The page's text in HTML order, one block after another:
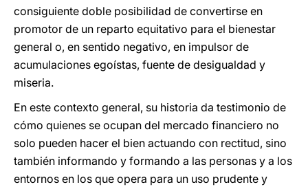
consiguiente doble posibilidad de convertirse en
promotor de un reparto equitativo para el bienestar
general o, en sentido negativo, en impulsor de
acumulaciones egoístas, fuente de desigualdad y
miseria.
En este contexto general, su historia da testimonio de
cómo quienes se ocupan del mercado financiero no
solo pueden hacer el bien actuando con rectitud, sino
también informando y formando a las personas y a los
entornos en los que opera para un uso prudente y